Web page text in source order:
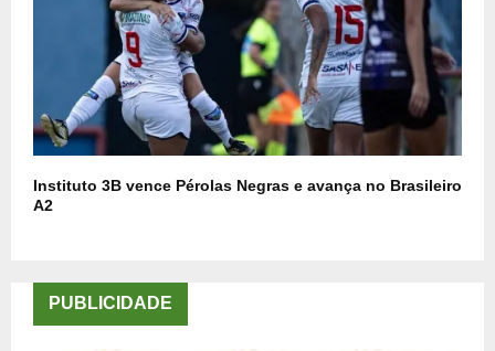
Instituto 3B vence Pérolas Negras e avança no Brasileiro
A2
PUBLICIDADE